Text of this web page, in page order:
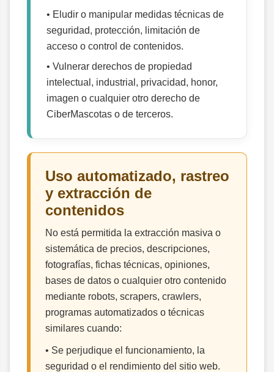
• Eludir o manipular medidas técnicas de
seguridad, protección, limitación de
acceso o control de contenidos.
• Vulnerar derechos de propiedad
intelectual, industrial, privacidad, honor,
imagen o cualquier otro derecho de
CiberMascotas o de terceros.
Uso automatizado, rastreo
y extracción de
contenidos
No está permitida la extracción masiva o
sistemática de precios, descripciones,
fotografías, fichas técnicas, opiniones,
bases de datos o cualquier otro contenido
mediante robots, scrapers, crawlers,
programas automatizados o técnicas
similares cuando:
• Se perjudique el funcionamiento, la
seguridad o el rendimiento del sitio web.